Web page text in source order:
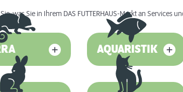
was Sie in Ihrem DAS FUTTERHAUS-Markt an Services
AQUARISTIK